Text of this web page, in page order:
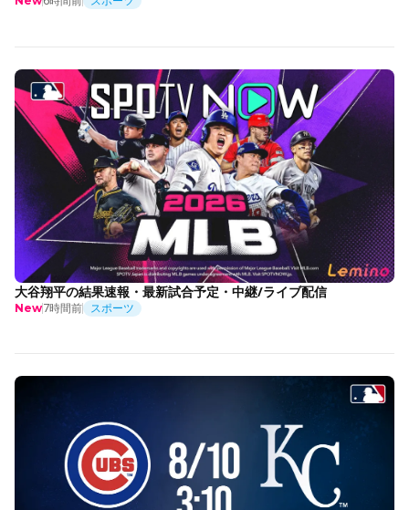
大谷翔平の結果速報・最新試合予定・中継/ライブ配信
New7時間前 スポーツ